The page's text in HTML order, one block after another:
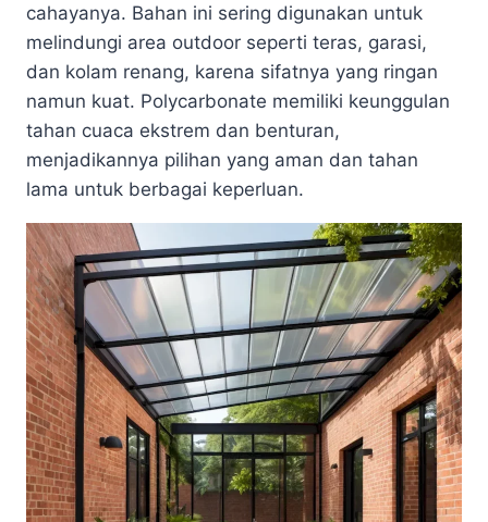
cahayanya. Bahan ini sering digunakan untuk
melindungi area outdoor seperti teras, garasi,
dan kolam renang, karena sifatnya yang ringan
namun kuat. Polycarbonate memiliki keunggulan
tahan cuaca ekstrem dan benturan,
menjadikannya pilihan yang aman dan tahan
lama untuk berbagai keperluan.